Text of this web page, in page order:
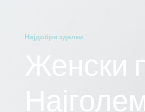
Најдобри зделки
Женски